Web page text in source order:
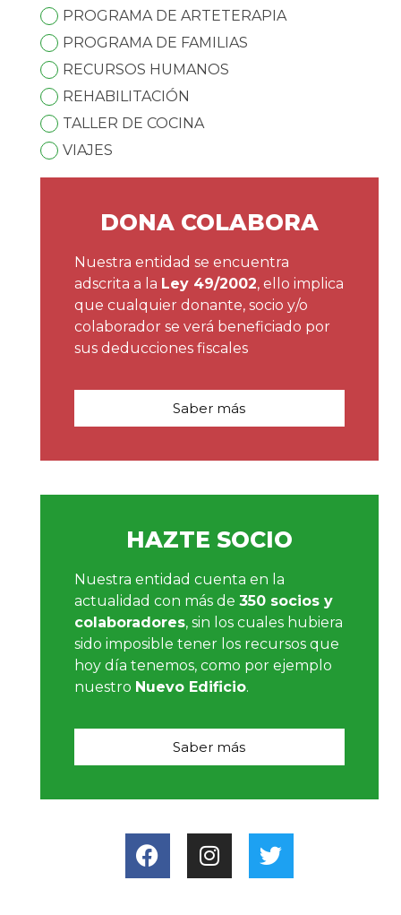
PROGRAMA DE ARTETERAPIA
PROGRAMA DE FAMILIAS
RECURSOS HUMANOS
REHABILITACIÓN
TALLER DE COCINA
VIAJES
DONA COLABORA
Nuestra entidad se encuentra
adscrita a la Ley 49/2002, ello implica
que cualquier donante, socio y/o
colaborador se verá beneficiado por
sus deducciones fiscales
Saber más
HAZTE SOCIO
Nuestra entidad cuenta en la
actualidad con más de 350 socios y
colaboradores, sin los cuales hubiera
sido imposible tener los recursos que
hoy día tenemos, como por ejemplo
nuestro Nuevo Edificio.
Saber más